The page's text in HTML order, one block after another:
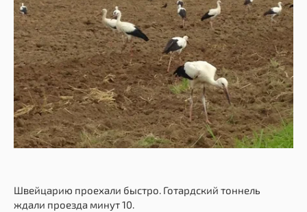
Швейцарию проехали быстро. Готардский тоннель
ждали проезда минут 10.